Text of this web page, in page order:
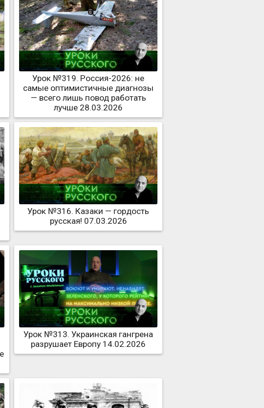
Урок №319. Россия-2026: не
самые оптимистичные диагнозы
— всего лишь повод работать
лучше 28.03.2026
Урок №316. Казаки — гордость
русская! 07.03.2026
Урок №313. Украинская гангрена
разрушает Европу 14.02.2026